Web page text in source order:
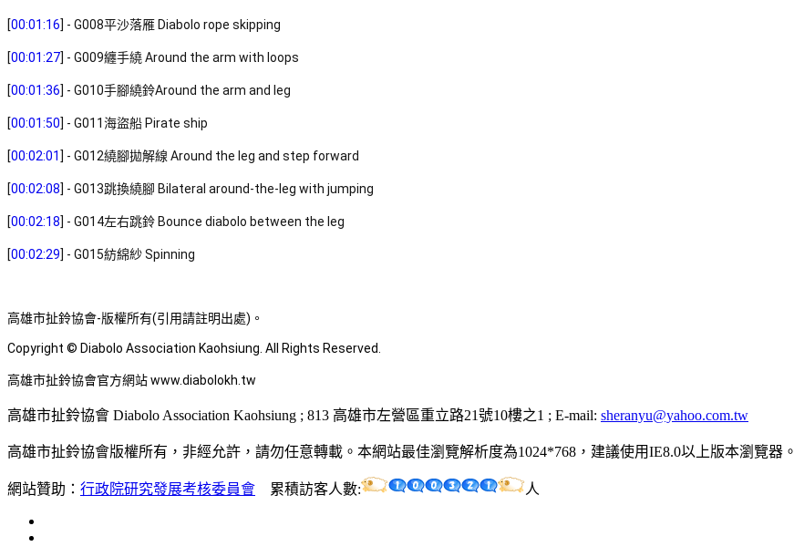
[00:01:16] - G008平沙落雁 Diabolo rope skipping
[00:01:27] - G009纏手繞 Around the arm with loops
[00:01:36] - G010手腳繞鈴Around the arm and leg
[00:01:50] - G011海盜船 Pirate ship
[00:02:01 ] - G012繞腳拋解線 Around the leg and step forward
[00:02:08] - G013跳換繞腳 Bilateral around-the-leg with jumping
[00:02:18] - G014左右跳鈴 Bounce diabolo between the leg
[00:02:29] - G015紡綿紗 Spinning
高雄市扯鈴協會-版權所有(引用請註明出處)。
Copyright © Diabolo Association Kaohsiung. All Rights Reserved.
高雄市扯鈴協會官方網站 www.diabolokh.tw
高雄市扯鈴協會 Diabolo Association Kaohsiung ; 813 高雄市左營區重立路21號10樓之1 ; E-mail: sheranyu@yahoo.com.tw
高雄市扯鈴協會版權所有，非經允許，請勿任意轉載。本網站最佳瀏覽解析度為1024*768，建議使用IE8.0以上版本瀏覽器。
網站贊助： 行政院研究發展考核委員會 累積訪客人數: 人